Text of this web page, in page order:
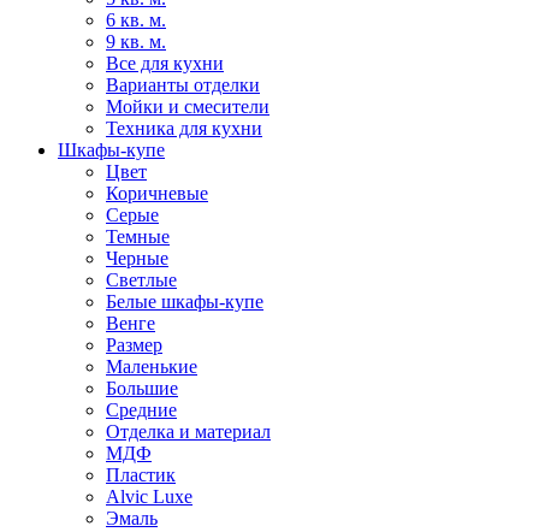
6 кв. м.
9 кв. м.
Все для кухни
Варианты отделки
Мойки и смесители
Техника для кухни
Шкафы-купе
Цвет
Коричневые
Серые
Темные
Черные
Светлые
Белые шкафы-купе
Венге
Размер
Маленькие
Большие
Средние
Отделка и материал
МДФ
Пластик
Alvic Luxe
Эмаль